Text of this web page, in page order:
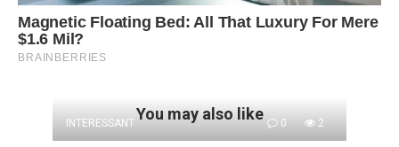
You may also like
INTERESSANT 0 2